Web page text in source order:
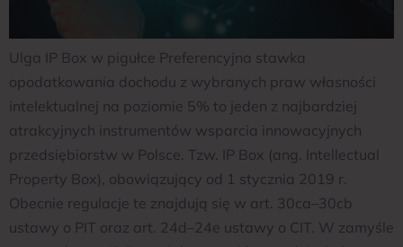
Ulga IP Box w pigułce Preferencyjna stawka
opodatkowania dochodu z wybranych praw własności
intelektualnej na poziomie 5% to jeden z najbardziej
atrakcyjnych instrumentów wsparcia innowacyjnych
przedsiębiorstw w Polsce. Tzw. IP Box (ang. Intellectual
Property Box), obowiązujący od 1 stycznia 2019 r.
Obecnie regulacje te znajdują się w art. 30ca–30cb
ustawy o PIT oraz art. 24d–24e ustawy o CIT. W zamyśle